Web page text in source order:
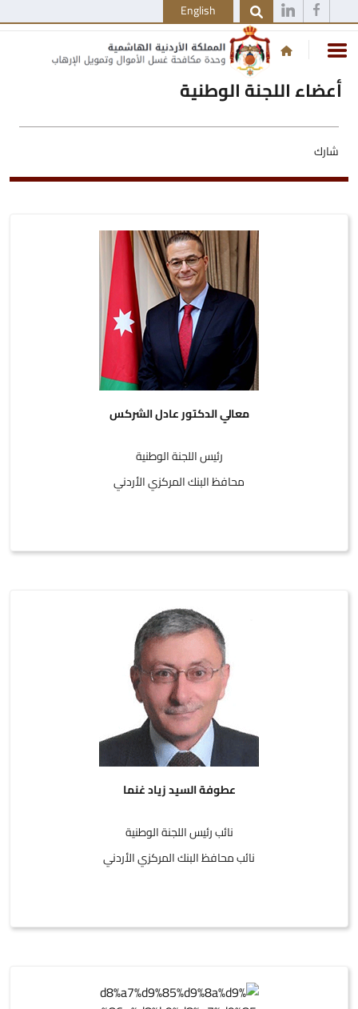
English
أعضاء اللجنة الوطنية
شارك
معالي الدكتور عادل الشركس
رئيس اللجنة الوطنية
محافظ البنك المركزي الأردني
عطوفة السيد زياد غنما
نائب رئيس اللجنة الوطنية
نائب محافظ البنك المركزي الأردني